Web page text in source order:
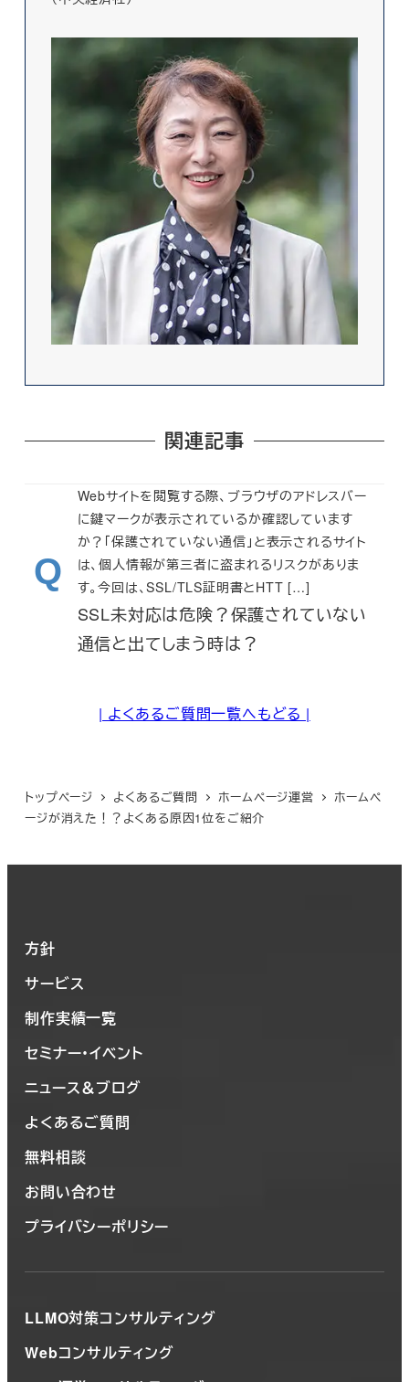
関連記事
SSL未対応は危険？保護されていない
通信と出てしまう時は？
Webサイトを閲覧する際、ブラウザのアドレスバー
に鍵マークが表示されているか確認しています
か？「保護されていない通信」と表示されるサイト
は、個人情報が第三者に盗まれるリスクがありま
す。今回は、SSL/TLS証明書とHTT […]
| よくあるご質問一覧へもどる |
トップページ よくあるご質問 ホームページ運営
ホームペ
ージが消えた！？よくある原因1位をご紹介
方針
サービス
制作実績一覧
セミナー・イベント
ニュース＆ブログ
よくあるご質問
無料相談
お問い合わせ
プライバシーポリシー
LLMO対策コンサルティング
Webコンサルティング